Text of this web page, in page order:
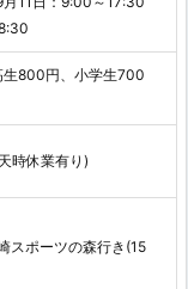
800円、小学生700
時休業有り)
スポーツの森行き(15